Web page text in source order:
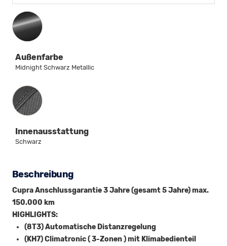
Außenfarbe
Midnight Schwarz Metallic
Innenausstattung
Innenausstattung
Schwarz
Beschreibung
Cupra Anschlussgarantie 3 Jahre (gesamt 5 Jahre) max.
150.000 km
HIGHLIGHTS:
(8T3) Automatische Distanzregelung
(KH7) Climatronic ( 3-Zonen ) mit Klimabedienteil